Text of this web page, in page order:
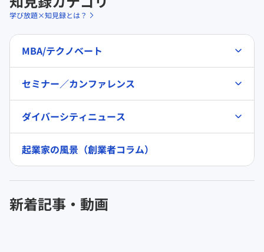
学び放題×知見録とは？
MBA/テクノベート
セミナー／カンファレンス
ダイバーシティニュース
起業家の風景（創業者コラム）
新着記事・動画